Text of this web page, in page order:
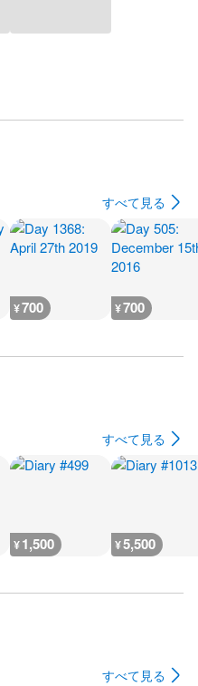
すべて見る
¥700 ¥700
すべて見る
¥1,500 ¥5,500
すべて見る